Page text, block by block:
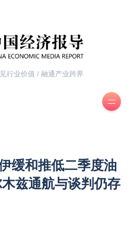
行业价值 / 融通产业跨界
缓和推低二季度油
兹通航与谈判仍存